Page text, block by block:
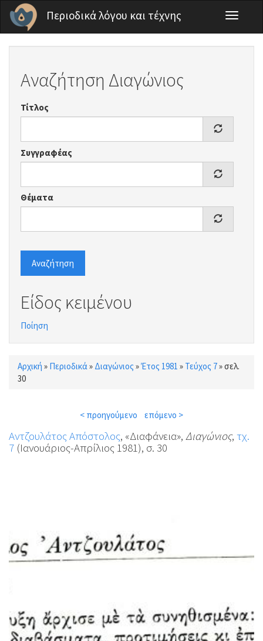
Παράκαμψη προς το κυρίως περιεχόμενο
Περιοδικά λόγου και τέχνης
Toggle
Αναζήτηση Διαγώνιος
Τίτλος
Συγγραφέας
Θέματα
Αναζήτηση
Είδος κειμένου
Ποίηση
Είστε εδώ
Αρχική » Περιοδικά » Διαγώνιος »Έτος 1981 » Τεύχος 7»σελ.
30
< προηγούμενο επόμενο >
Αντζουλάτος Απόστολος, «Διαφάνεια», Διαγώνιος, τχ.
7 (Ιανουάριος-Απρίλιος 1981), σ. 30